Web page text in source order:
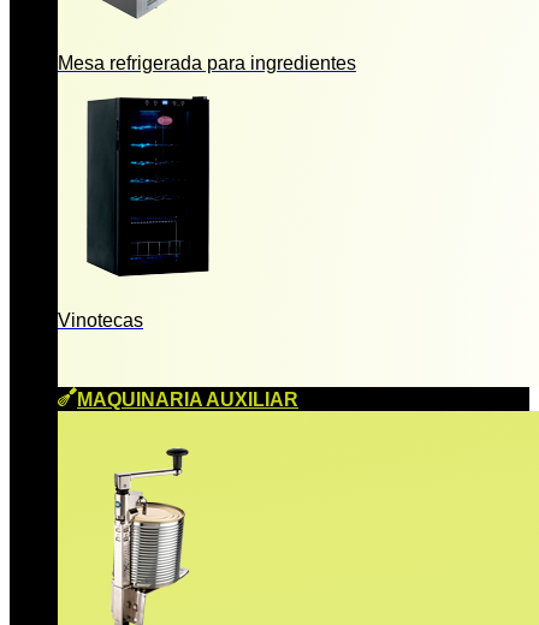
Mesa refrigerada para ingredientes
Vinotecas
MAQUINARIA AUXILIAR